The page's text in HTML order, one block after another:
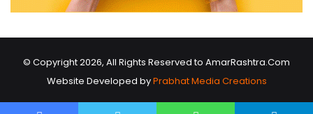
© Copyright 2026, All Rights Reserved to AmarRashtra.Com
Website Developed byPrabhat Media Creations